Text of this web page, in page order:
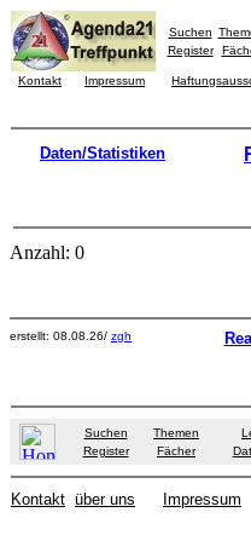
Suchen
Register
Kontakt Impressum
Daten/Statistiken
Anzahl: 0
erstellt: 08.08.26/ zgh
Suchen Themen
Register
Fächer
Kontakt über uns Impressum